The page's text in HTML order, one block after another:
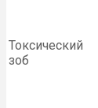
Токсический
зоб